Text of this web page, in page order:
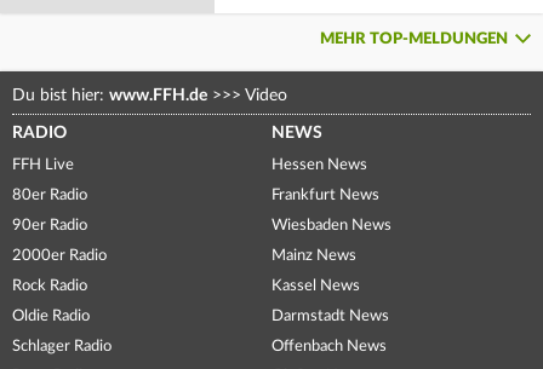
MEHR TOP-MELDUNGEN
Du bist hier: www.FFH.de >>> Video
RADIO
FFH Live
80er Radio
90er Radio
2000er Radio
Rock Radio
Oldie Radio
Schlager Radio
NEWS
Hessen News
Frankfurt News
Wiesbaden News
Mainz News
Kassel News
Darmstadt News
Offenbach News